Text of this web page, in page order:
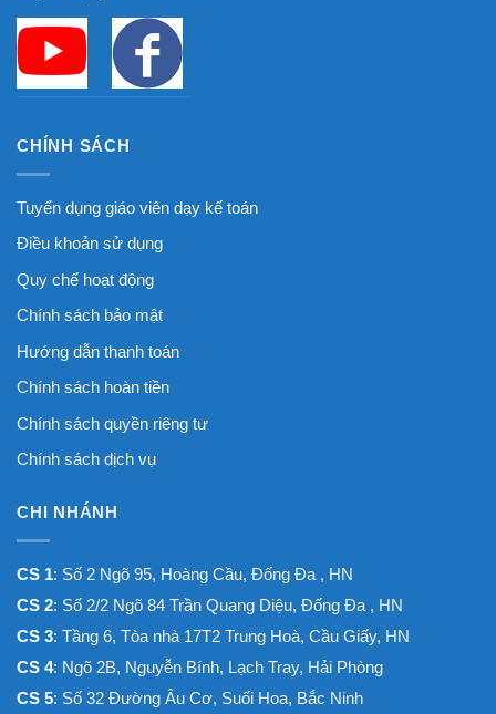
CHÍNH SÁCH
Tuyển dụng giáo viên dạy kế toán
Điều khoản sử dụng
Quy chế hoạt động
Chính sách bảo mật
Hướng dẫn thanh toán
Chính sách hoàn tiền
Chính sách quyền riêng tư
Chính sách dịch vụ
CHI NHÁNH
CS 1: Số 2 Ngõ 95, Hoàng Cầu, Đống Đa , HN
CS 2: Số 2/2 Ngõ 84 Trần Quang Diệu, Đống Đa , HN
CS 3: Tầng 6, Tòa nhà 17T2 Trung Hoà, Cầu Giấy, HN
CS 4: Ngõ 2B, Nguyễn Bính, Lạch Tray, Hải Phòng
CS 5: Số 32 Đường Âu Cơ, Suối Hoa, Bắc Ninh